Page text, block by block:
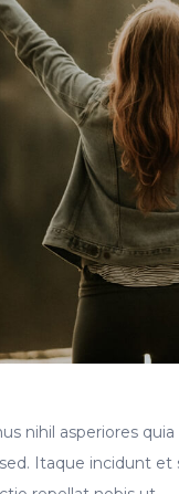
nihil asperiores
Itaque incidunt